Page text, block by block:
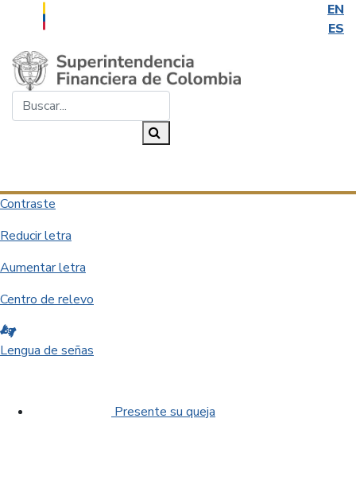
EN
ES
Saltar al contenido principal
Contraste
Reducir letra
Aumentar letra
Centro de relevo
Lengua de señas
Presente su queja